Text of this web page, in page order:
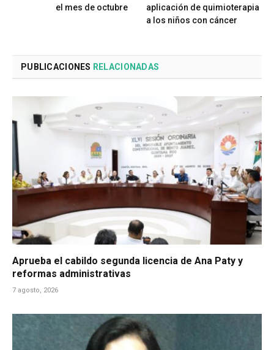
el mes de octubre
aplicación de quimioterapia
a los niños con cáncer
PUBLICACIONES RELACIONADAS
Aprueba el cabildo segunda licencia de Ana Paty y
reformas administrativas
7 agosto, 2026